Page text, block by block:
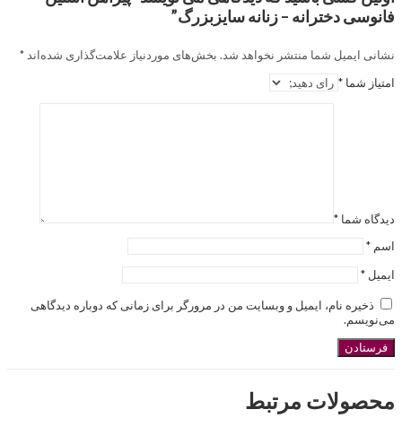
فانوسی دخترانه – زنانه سایزبزرگ”
نشانی ایمیل شما منتشر نخواهد شد. بخش‌های موردنیاز علامت‌گذاری شده‌اند *
امتیاز شما *
دیدگاه شما *
اسم *
ایمیل *
ذخیره نام، ایمیل و وبسایت من در مرورگر برای زمانی که دوباره دیدگاهی
می‌نویسم.
محصولات مرتبط